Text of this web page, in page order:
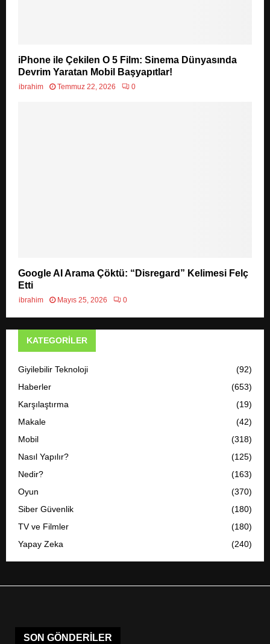
iPhone ile Çekilen O 5 Film: Sinema Dünyasında
Devrim Yaratan Mobil Başyapıtlar!
ibrahim Temmuz 22, 2026 0
Google AI Arama Çöktü: “Disregard” Kelimesi Felç
Etti
ibrahim Mayıs 25, 2026 0
KATEGORILER
Giyilebilir Teknoloji
(92)
Haberler
(653)
Karşılaştırma
(19)
Makale
(42)
Mobil
(318)
Nasıl Yapılır?
(125)
Nedir?
(163)
Oyun
(370)
Siber Güvenlik
(180)
TV ve Filmler
(180)
Yapay Zeka
(240)
SON GÖNDERILER